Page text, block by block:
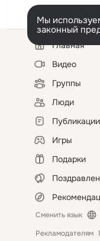
Мы
законный
Левая
колонкаГлавная
Видео
Группы
Люди
Публикации
Игры
Подарки
Сменить язык
Рекламодателям